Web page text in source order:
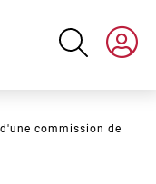
commission de